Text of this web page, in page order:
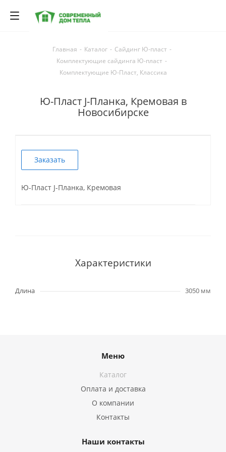
Главная - Каталог - Сайдинг Ю-пласт -
Комплектующие сайдинга Ю-пласт -
Комплектующие Ю-Пласт, Классика
Ю-Пласт J-Планка, Кремовая в
Новосибирске
Заказать
Ю-Пласт J-Планка, Кремовая
Характеристики
Длина 3050 мм
Меню
Каталог
Оплата и доставка
О компании
Контакты
Наши контакты